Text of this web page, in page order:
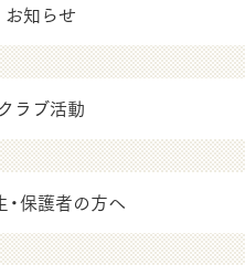
お知らせ
クラブ活動
・保護者の方へ